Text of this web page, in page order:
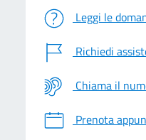
Leggi le
Richiedi
Chiama il
Prenota